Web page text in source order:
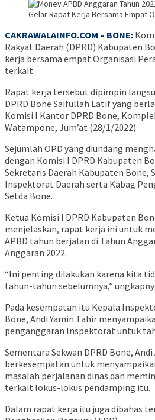
CAKRAWALAINFO.COM – BONE:
Rakyat Daerah (DPRD) Kabupaten
kerja bersama empat Organisasi
terkait.
Rapat kerja tersebut dipimpin
DPRD Bone Saifullah Latif yang
Komisi I Kantor DPRD Bone,
Watampone, Jum’at (28/1/2022)
Sejumlah OPD yang diundang
dengan Komisi I DPRD Kabupaten
Sekretaris Daerah Kabupaten Bone,
Inspektorat Daerah serta Kabag
Setda Bone.
Ketua Komisi I DPRD Kabupaten
menjelaskan, rapat kerja ini untuk
APBD tahun berjalan di Tahun
Anggaran 2022.
“Ini penting dilakukan karena kita
tahun-tahun sebelumnya,”
Pada kesempatan itu Kepala
Bone, Andi Yamin Tahir
penganggaran Inspektorat untuk
Sementara Sekwan DPRD Bone,
berkesempatan untuk
masalah perjalanan dinas dan
terkait lokus-lokus pendamping itu.
Dalam rapat kerja itu juga dibahas